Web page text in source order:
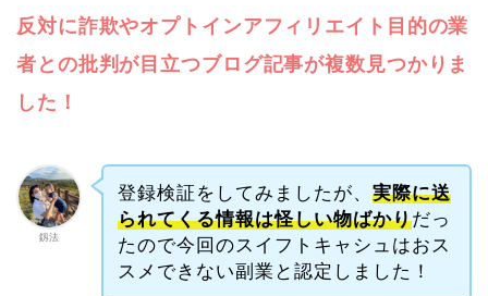
反対に詐欺やオプトインアフィリエイト目的の業
者との批判が目立つブログ記事が複数見つかりま
した！
釼法
登録検証をしてみましたが、 実際に送
られてくる情報は怪しい物ばかりだっ
たので今回のスイフトキャシュはおス
スメできない副業と認定しました！